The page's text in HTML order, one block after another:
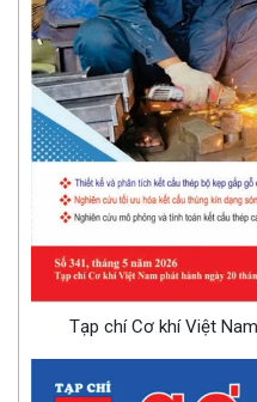
Tạp chí Cơ khí Việt